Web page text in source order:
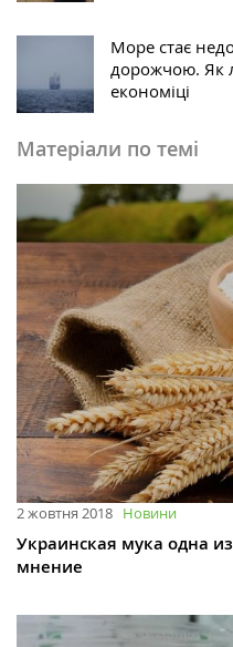
Море стає
дорожчою. Як
економіці
Матеріали по темі
2 жовтня 2018 Новини
Украинская мука одна
мнение